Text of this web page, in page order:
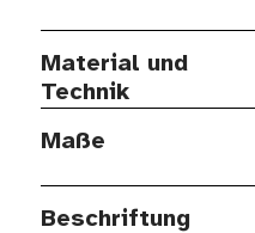
Material und
Technik
Maße
Beschriftung